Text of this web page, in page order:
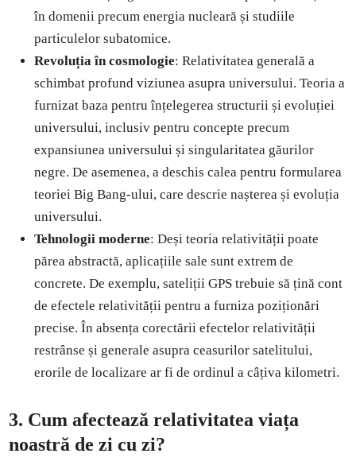
în domenii precum energia nucleară și studiile
particulelor subatomice.
Revoluția în cosmologie: Relativitatea generală a
schimbat profund viziunea asupra universului. Teoria a
furnizat baza pentru înțelegerea structurii și evoluției
universului, inclusiv pentru concepte precum
expansiunea universului și singularitatea găurilor
negre. De asemenea, a deschis calea pentru formularea
teoriei Big Bang-ului, care descrie nașterea și evoluția
universului.
Tehnologii moderne: Deși teoria relativității poate
părea abstractă, aplicațiile sale sunt extrem de
concrete. De exemplu, sateliții GPS trebuie să țină cont
de efectele relativității pentru a furniza poziționări
precise. În absența corectării efectelor relativității
restrânse și generale asupra ceasurilor satelitului,
erorile de localizare ar fi de ordinul a câțiva kilometri.
3. Cum afectează relativitatea viața
noastră de zi cu zi?